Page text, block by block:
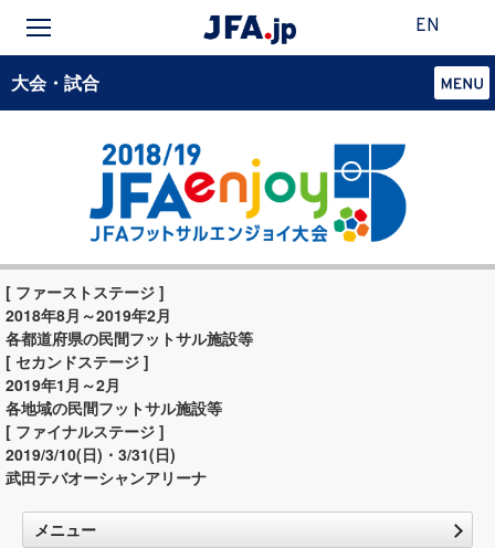
EN
大会・試合
[ ファーストステージ ]
2018年8月～2019年2月
各都道府県の民間フットサル施設等
[ セカンドステージ ]
2019年1月～2月
各地域の民間フットサル施設等
[ ファイナルステージ ]
2019/3/10(日)・3/31(日)
武田テバオーシャンアリーナ
メニュー